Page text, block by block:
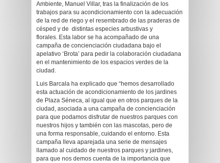
Ambiente, Manuel Villar, tras la finalización de los
trabajos para su acondicionamiento con la adecuación
de la red de riego y el resembrado de las praderas de
césped y de distintas especies arbustivas y
florales. Esta labor se ha acompañado de una
campaña de concienciación ciudadana bajo el
apelativo ‘Brota’ para pedir la colaboración ciudadana
en el mantenimiento de los espacios verdes de la
ciudad.
Luis Barcala ha explicado que “hemos desarrollado
esta actuación de acondicionamiento de los jardines
de Plaza Séneca, al igual que en otros parques de la
ciudad, asociada a una campaña de concienciación
para que podamos disfrutar de nuestros parques con
nuestros hijos y también con las mascotas, pero de
una forma responsable, cuidando el entorno. Esta
campaña lleva aparejada una serie de mensajes
llamado al cuidado de nuestros parques y jardines,
para que nos demos cuenta de la importancia que